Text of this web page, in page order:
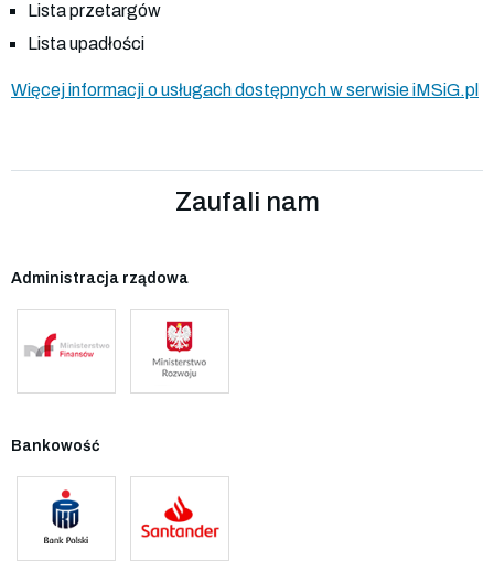
Lista przetargów
Lista upadłości
Więcej informacji o usługach dostępnych w serwisie iMSiG.pl
Zaufali nam
Administracja rządowa
Bankowość